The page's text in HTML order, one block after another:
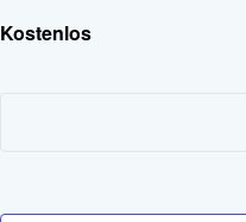
Kostenlos